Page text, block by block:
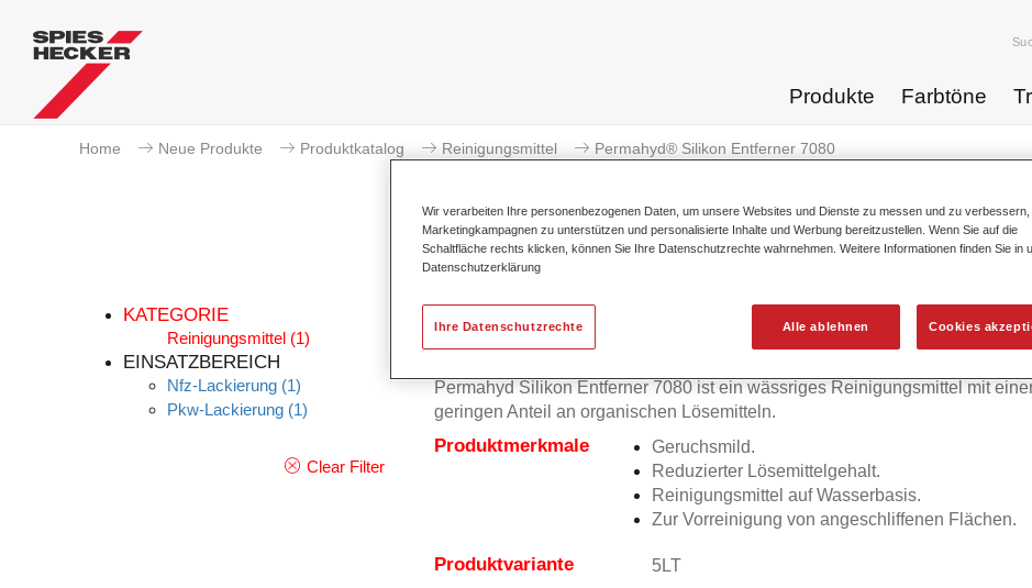
Produkte Farbtöne
Home Neue Produkte Produktkatalog Reinigungsmittel Permahyd® Silikon Entferner 7080
KATEGORIE
Reinigungsmittel (1)
EINSATZBEREICH
Nfz-Lackierung (1)
Pkw-Lackierung (1)
Clear Filter
Permahyd® Silikon
Permahyd Silikon Entferner 7080 ist ein wässriges Reinigungsmittel mit
geringen Anteil an organischen Lösemitteln.
Produktmerkmale
Geruchsmild.
Reduzierter Lösemittelgehalt.
Reinigungsmittel auf Wasserbasis.
Zur Vorreinigung von angeschliffenen Flächen.
Produktvariante 5LT
Wir verarbeiten Ihre personenbezogenen Daten, um unsere Websites und Dienste zu messen und zu
Marketingkampagnen zu unterstützen und personalisierte Inhalte und Werbung bereitzustellen. Wenn Sie auf die
Schaltfläche rechts klicken, können Sie Ihre Datenschutzrechte wahrnehmen. Weitere Informationen finden Sie in
Datenschutzerklärung
Alle ablehnen Cookies
Ihre Datenschutzrechte